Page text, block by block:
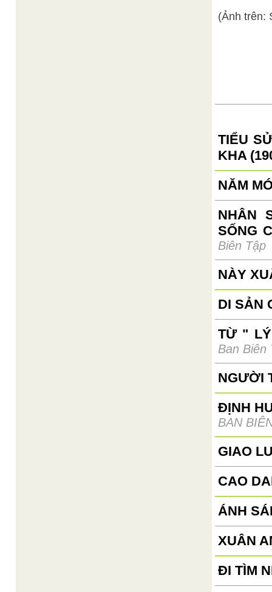
(Ảnh trên:
TIỂU
KHA
NĂM
NHÂN
SỐNG
Biên Tập
NÀY
DI SẢN
TỪ "
Ban Biên
NGƯỜI
ĐỊNH
BAN
GIAO
CAO
ÁNH
XUÂN
ĐI TÌM